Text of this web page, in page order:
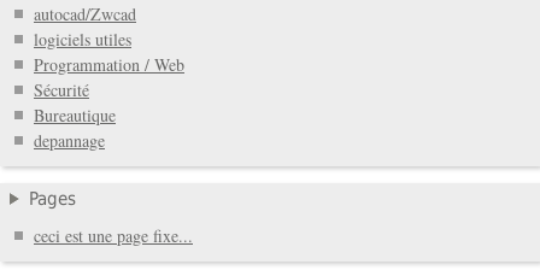
autocad/Zwcad
logiciels utiles
Programmation / Web
Sécurité
Bureautique
depannage
Pages
ceci est une page fixe...